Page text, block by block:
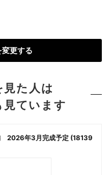
更する
見た人は
見ています
2026年3月完成予定 (18139